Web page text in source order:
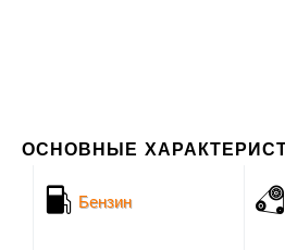
ОСНОВНЫЕ
Бензин